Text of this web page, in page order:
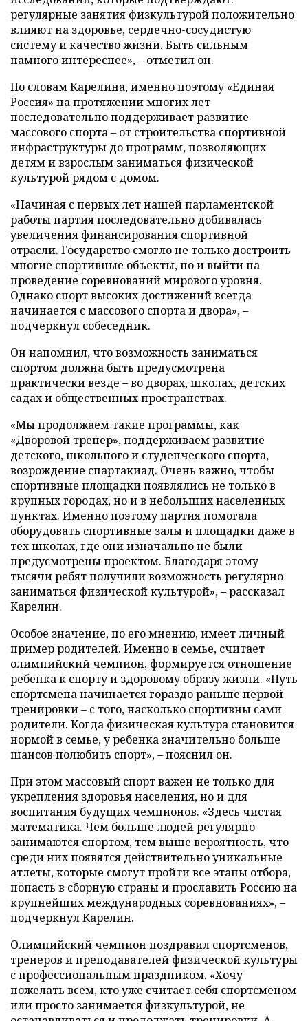
регулярные занятия физкультурой положительно
влияют на здоровье, сердечно-сосудистую
систему и качество жизни. Быть сильным
намного интереснее», – отметил он.
По словам Карелина, именно поэтому «Единая
Россия» на протяжении многих лет
последовательно поддерживает развитие
массового спорта – от строительства спортивной
инфраструктуры до программ, позволяющих
детям и взрослым заниматься физической
культурой рядом с домом.
«Начиная с первых лет нашей парламентской
работы партия последовательно добивалась
увеличения финансирования спортивной
отрасли. Государство смогло не только достроить
многие спортивные объекты, но и выйти на
проведение соревнований мирового уровня.
Однако спорт высоких достижений всегда
начинается с массового спорта и двора», –
подчеркнул собеседник.
Он напомнил, что возможность заниматься
спортом должна быть предусмотрена
практически везде – во дворах, школах, детских
садах и общественных пространствах.
«Мы продолжаем такие программы, как
«Дворовой тренер», поддерживаем развитие
детского, школьного и студенческого спорта,
возрождение спартакиад. Очень важно, чтобы
спортивные площадки появлялись не только в
крупных городах, но и в небольших населенных
пунктах. Именно поэтому партия помогала
оборудовать спортивные залы и площадки даже в
тех школах, где они изначально не были
предусмотрены проектом. Благодаря этому
тысячи ребят получили возможность регулярно
заниматься физической культурой», – рассказал
Карелин.
Особое значение, по его мнению, имеет личный
пример родителей. Именно в семье, считает
олимпийский чемпион, формируется отношение
ребенка к спорту и здоровому образу жизни. «Путь
спортсмена начинается гораздо раньше первой
тренировки – с того, насколько спортивны сами
родители. Когда физическая культура становится
нормой в семье, у ребенка значительно больше
шансов полюбить спорт», – пояснил он.
При этом массовый спорт важен не только для
укрепления здоровья населения, но и для
воспитания будущих чемпионов. «Здесь чистая
математика. Чем больше людей регулярно
занимаются спортом, тем выше вероятность, что
среди них появятся действительно уникальные
атлеты, которые смогут пройти все этапы отбора,
попасть в сборную страны и прославить Россию на
крупнейших международных соревнованиях», –
подчеркнул Карелин.
Олимпийский чемпион поздравил спортсменов,
тренеров и преподавателей физической культуры
с профессиональным праздником. «Хочу
пожелать всем, кто уже считает себя спортсменом
или просто занимается физкультурой, не